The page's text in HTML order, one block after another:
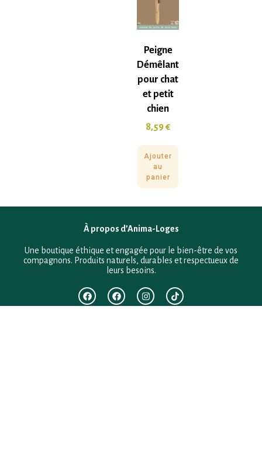
Peigne
Démêlant
pour chat
et petit
chien
8,59€
Ajouter
au
panier
À propos d’Anima-Loges
Une boutique éthique et engagée pour le bien-être de vos
compagnons. Produits naturels, durables et respectueux de
leurs besoins.